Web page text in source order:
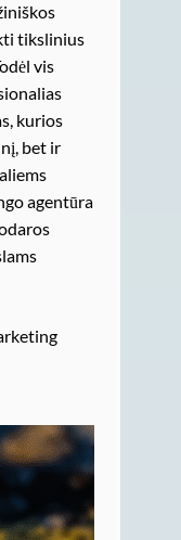
tikslinius
vis
kurios
bet ir
agentūra